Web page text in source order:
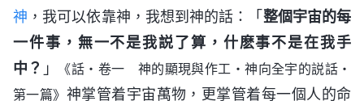
神 ，我可以依靠神，我想到神的話：「整個宇宙的每
一件事，無一不是我説了算，什麽事不是在我手
中？ 」
《話・卷一 神的顯現與作工・神向全宇的説話・
第一篇》 神掌管着宇宙萬物，更掌管着每一個人的命